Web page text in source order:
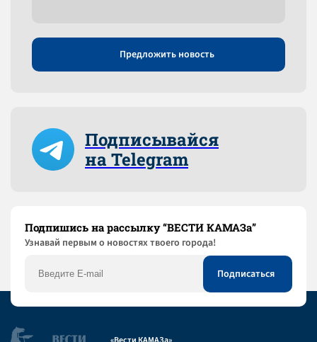
Предложить новость
Подписывайся
на Telegram
Подпишись на рассылку “ВЕСТИ КАМАЗа”
Узнaвай первым о новостях твоего города!